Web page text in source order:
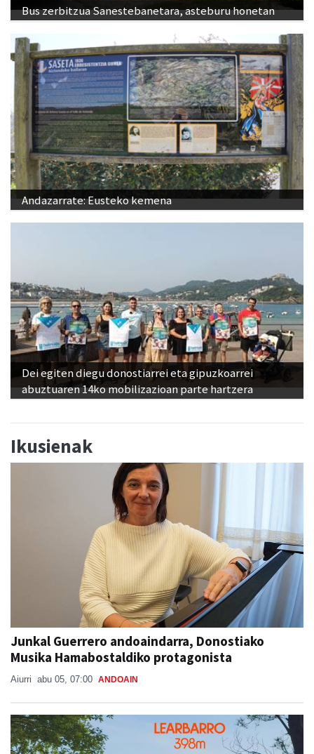
Bus zerbitzua Sanestebanetara, asteburu honetan
Andazarrate: Eusteko kemena
Dei egiten diegu donostiarrei eta gipuzkoarrei
abuztuaren 14ko mobilizazioan parte hartzera
Ikusienak
Junkal Guerrero andoaindarra, Donostiako
Musika Hamabostaldiko protagonista
Aiurri abu 05, 07:00 ANDOAIN